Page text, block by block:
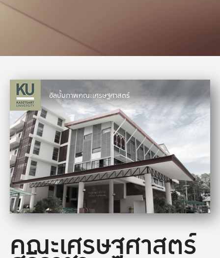
คณะเศรษฐศาสตร์
อัลบั้มภาพคณะเศรษฐศาสตร์